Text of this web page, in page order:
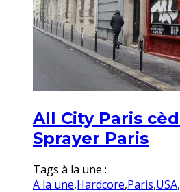
All City Paris
Sprayer Paris
Tags à la une :
A la une,Hardcore,Paris,USA,